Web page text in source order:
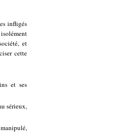
infligés
et
cette
et ses
sérieux,